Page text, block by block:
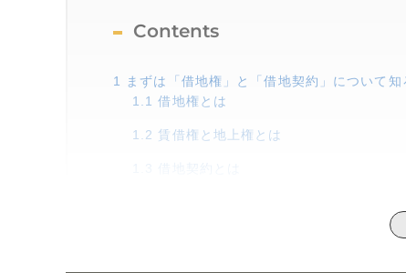
Contents
1
まずは「借地権」と「借地契約」について知
1.1 借地権とは
1.2 賃借権と地上権とは